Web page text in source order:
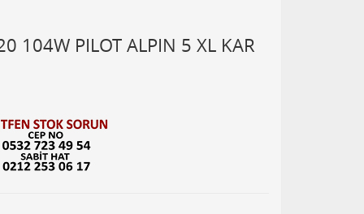
104W PILOT ALPIN 5 XL KAR